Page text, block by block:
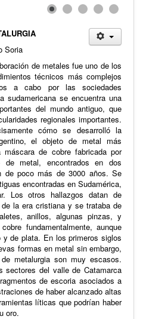
Soria
de metales fue uno de los
técnicos más complejos
a cabo por las sociedades
sudamericana se encuentra una
del mundo antiguo, que
regionales importantes.
cómo se desarrolló la
el objeto de metal más
máscara de cobre fabricada por
de metal, encontrados en dos
de poco más de 3000 años. Se
encontradas en Sudamérica,
Los otros hallazgos datan de
la era cristiana y se trataba de
anillos, algunas pinzas, y
fundamentalmente, aunque
y de plata. En los primeros siglos
formas en metal sin embargo,
metalurgia son muy escasos.
sectores del valle de Catamarca
de escoria asociados a
de haber alcanzado altas
líticas que podrían haber
oro.